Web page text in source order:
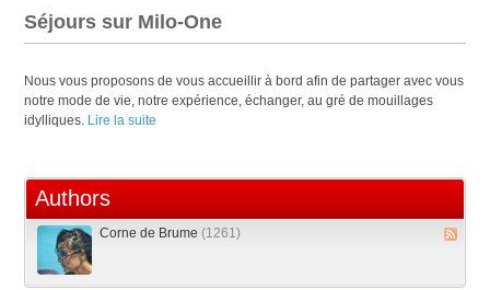
Séjours sur Milo-One
Nous vous proposons de vous accueillir à bord afin de partager avec vous
notre mode de vie, notre expérience, échanger, au gré de mouillages
idylliques. Lire la suite
Authors
Corne de Brume (1261)